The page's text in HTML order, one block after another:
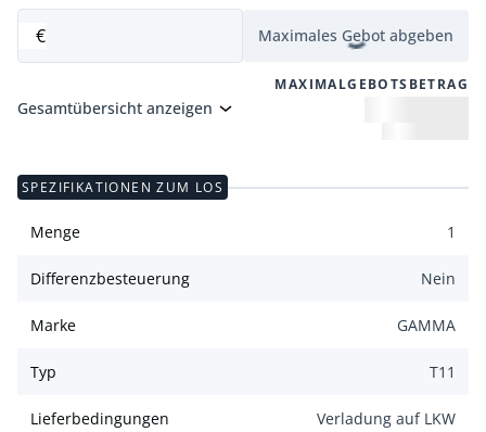
€ Maximales Gebot abgeben
MAXIMALGEBOTSBETRAG
Gesamtübersicht anzeigen
SPEZIFIKATIONEN ZUM LOS
Menge 1
Differenzbesteuerung Nein
Marke GAMMA
Typ T11
Lieferbedingungen Verladung auf LKW